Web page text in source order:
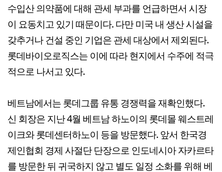
수입산 의약품에 대해 관세 부과를 언급하면서 시장
이 요동치고 있기 때문이다. 다만 미국 내 생산 시설을
갖추거나 건설 중인 기업은 관세 대상에서 제외된다.
롯데바이오로직스는 이에 따라 현지에서 수주에 적극
적으로 나서고 있다.
베트남에서는 롯데그룹 유통 경쟁력을 재확인했다.
신 회장은 지난 4월 베트남 하노이의 롯데몰 웨스트레
이크와 롯데센터하노이 등을 방문했다. 앞서 한국경
제인협회 경제 사절단 단장으로 인도네시아 자카르타
를 방문한 뒤 귀국하지 않고 별도 일정 소화를 위해 베